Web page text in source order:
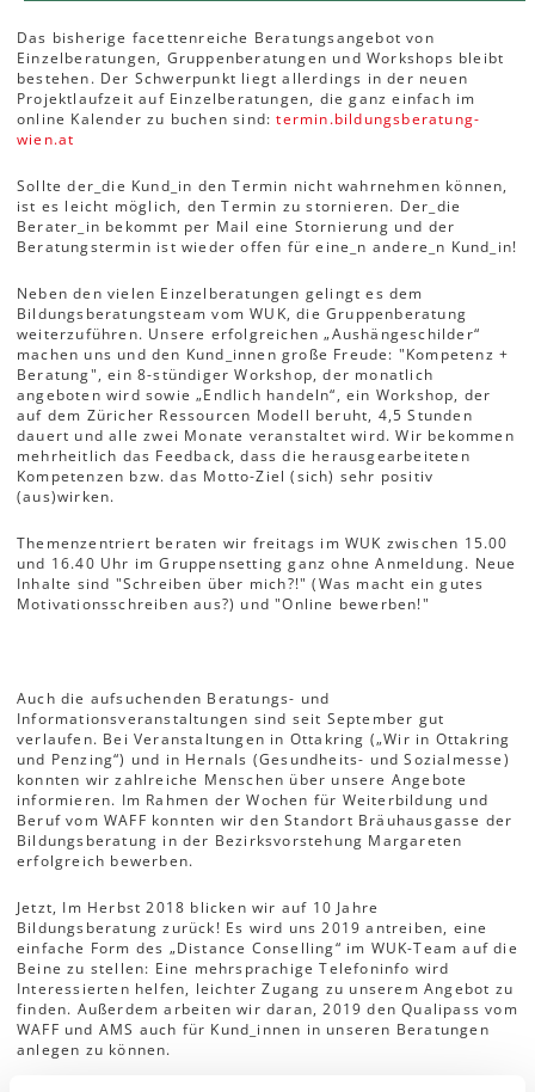
Das bisherige facettenreiche Beratungsangebot von
Einzelberatungen, Gruppenberatungen und Workshops bleibt
bestehen. Der Schwerpunkt liegt allerdings in der neuen
Projektlaufzeit auf Einzelberatungen, die ganz einfach im
online Kalender zu buchen sind:termin.bildungsberatung-
wien.at
Sollte der_die Kund_in den Termin nicht wahrnehmen können,
ist es leicht möglich, den Termin zu stornieren. Der_die
Berater_in bekommt per Mail eine Stornierung und der
Beratungstermin ist wieder offen für eine_n andere_n Kund_in!
Neben den vielen Einzelberatungen gelingt es dem
Bildungsberatungsteam vom WUK, die Gruppenberatung
weiterzuführen. Unsere erfolgreichen „Aushängeschilder“
machen uns und den Kund_innen große Freude: "Kompetenz +
Beratung", ein 8-stündiger Workshop, der monatlich
angeboten wird sowie „Endlich handeln“, ein Workshop, der
auf dem Züricher Ressourcen Modell beruht, 4,5 Stunden
dauert und alle zwei Monate veranstaltet wird. Wir bekommen
mehrheitlich das Feedback, dass die herausgearbeiteten
Kompetenzen bzw. das Motto-Ziel (sich) sehr positiv
(aus)wirken.
Themenzentriert beraten wir freitags im WUK zwischen 15.00
und 16.40 Uhr im Gruppensetting ganz ohne Anmeldung. Neue
Inhalte sind "Schreiben über mich?!" (Was macht ein gutes
Motivationsschreiben aus?) und "Online bewerben!"
Auch die aufsuchenden Beratungs- und
Informationsveranstaltungen sind seit September gut
verlaufen. Bei Veranstaltungen in Ottakring („Wir in Ottakring
und Penzing“) und in Hernals (Gesundheits- und Sozialmesse)
konnten wir zahlreiche Menschen über unsere Angebote
informieren. Im Rahmen der Wochen für Weiterbildung und
Beruf vom WAFF konnten wir den Standort Bräuhausgasse der
Bildungsberatung in der Bezirksvorstehung Margareten
erfolgreich bewerben.
Jetzt, Im Herbst 2018 blicken wir auf 10 Jahre
Bildungsberatung zurück! Es wird uns 2019 antreiben, eine
einfache Form des „Distance Conselling“ im WUK-Team auf die
Beine zu stellen: Eine mehrsprachige Telefoninfo wird
Interessierten helfen, leichter Zugang zu unserem Angebot zu
finden. Außerdem arbeiten wir daran, 2019 den Qualipass vom
WAFF und AMS auch für Kund_innen in unseren Beratungen
anlegen zu können.